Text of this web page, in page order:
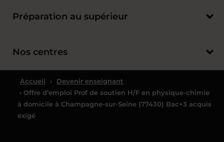
Préparation au supérieur
Nos centres
Accueil ›
Devenir enseignant
› Offre d’emploi Prof de soutien H/F en physique-chimie
à domicile à Champagne-sur-Seine (77430) Bac+3 acquis
exigé